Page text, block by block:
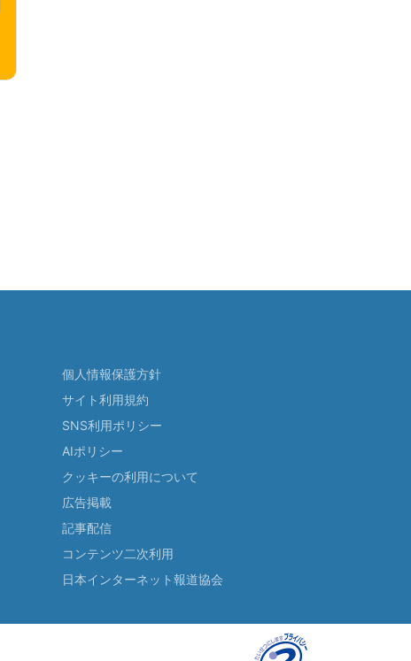
個人情報保護方針
サイト利用規約
SNS利用ポリシー
AIポリシー
クッキーの利用について
広告掲載
記事配信
コンテンツ二次利用
日本インターネット報道協会